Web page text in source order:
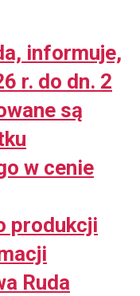
informuje,
r. do dn. 2
są
w cenie
produkcji
Ruda